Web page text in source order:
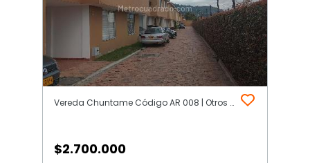
Vereda Chuntame Código AR 008 | Otros | Cajicá
$2.700.000